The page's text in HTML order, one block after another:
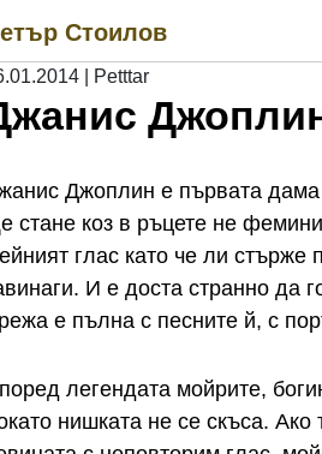
Стоилов
Petttar
Джоплин е първата дама
стане коз в ръцете не
глас като че ли стърже
И е доста странно да
е пълна с песните й, с
легендата мойрите,
нишката не се скъса. Ако